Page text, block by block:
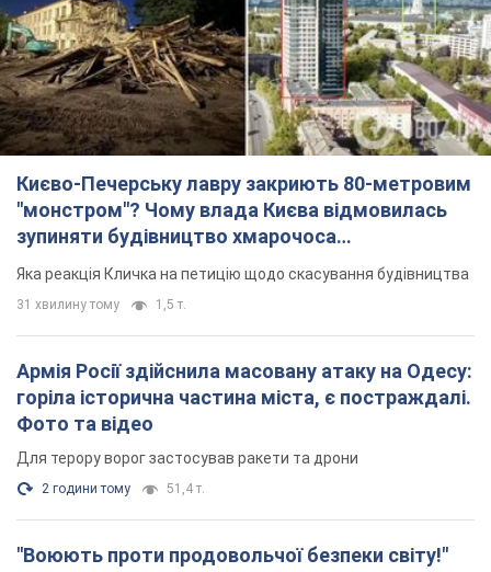
Києво-Печерську лавру закриють 80-метровим
"монстром"? Чому влада Києва відмовилась
зупиняти будівництво хмарочоса
"московського вірянина"
Яка реакція Кличка на петицію щодо скасування будівництва
31 хвилину тому 1,5 т.
Армія Росії здійснила масовану атаку на Одесу:
горіла історична частина міста, є постраждалі.
Фото та відео
Для терору ворог застосував ракети та дрони
2 години тому 51,4 т.
"Воюють проти продовольчої безпеки світу!"